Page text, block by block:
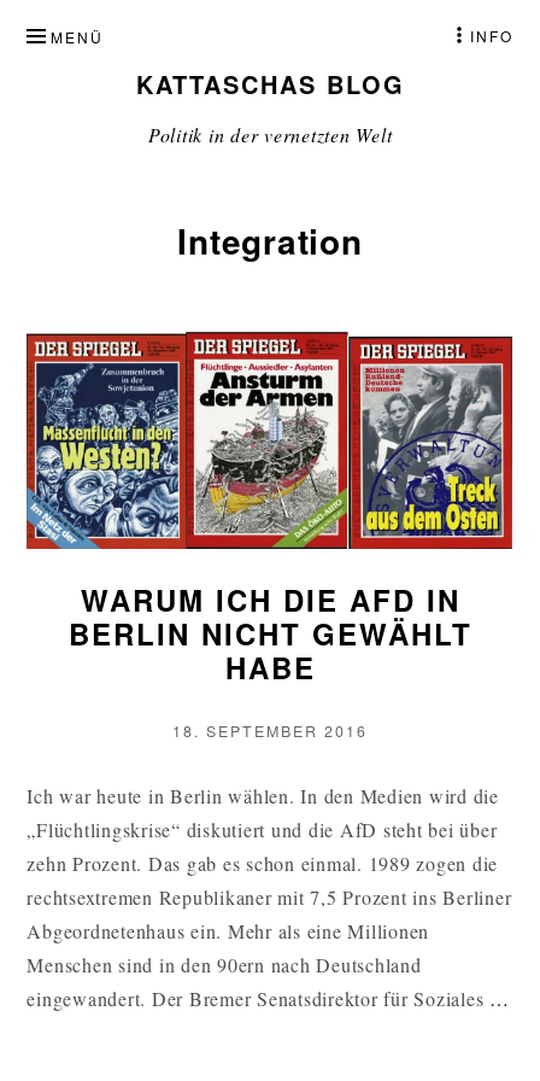
INHALT
SPRINGENKATTASCHAS BLOG
Politik in der vernetzten Welt
MENÜ INFO
Integration
WARUM ICH DIE AFD IN
BERLIN NICHT GEWÄHLT
HABE
VERÖFFENTLICHT
18. SEPTEMBER 2016
Ich war heute in Berlin wählen. In den Medien wird die
„Flüchtlingskrise“ diskutiert und die AfD steht bei über
zehn Prozent. Das gab es schon einmal. 1989 zogen die
rechtsextremen Republikaner mit 7,5 Prozent ins Berliner
Abgeordnetenhaus ein. Mehr als eine Millionen
Menschen sind in den 90ern nach Deutschland
eingewandert. Der Bremer Senatsdirektor für Soziales …